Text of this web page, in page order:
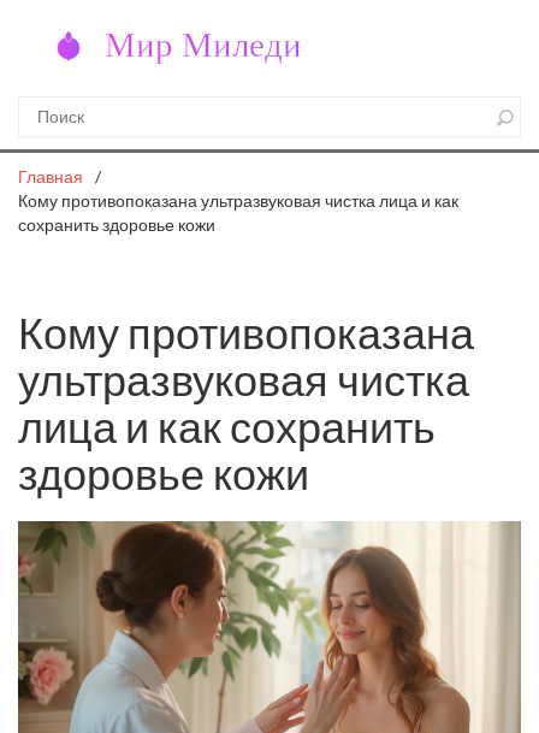
Главная
Кому противопоказана ультразвуковая чистка лица и как
сохранить здоровье кожи
Кому противопоказана
ультразвуковая чистка
лица и как сохранить
здоровье кожи